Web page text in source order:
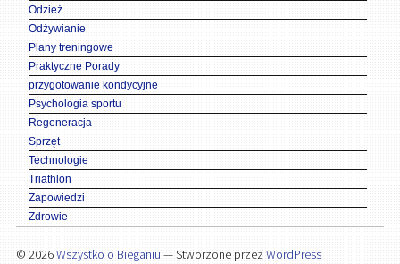
Odzież
Odżywianie
Plany treningowe
Praktyczne Porady
przygotowanie kondycyjne
Psychologia sportu
Regeneracja
Sprzęt
Technologie
Triathlon
Zapowiedzi
Zdrowie
© 2026Wszystko o Bieganiu — Stworzone przezWordPress